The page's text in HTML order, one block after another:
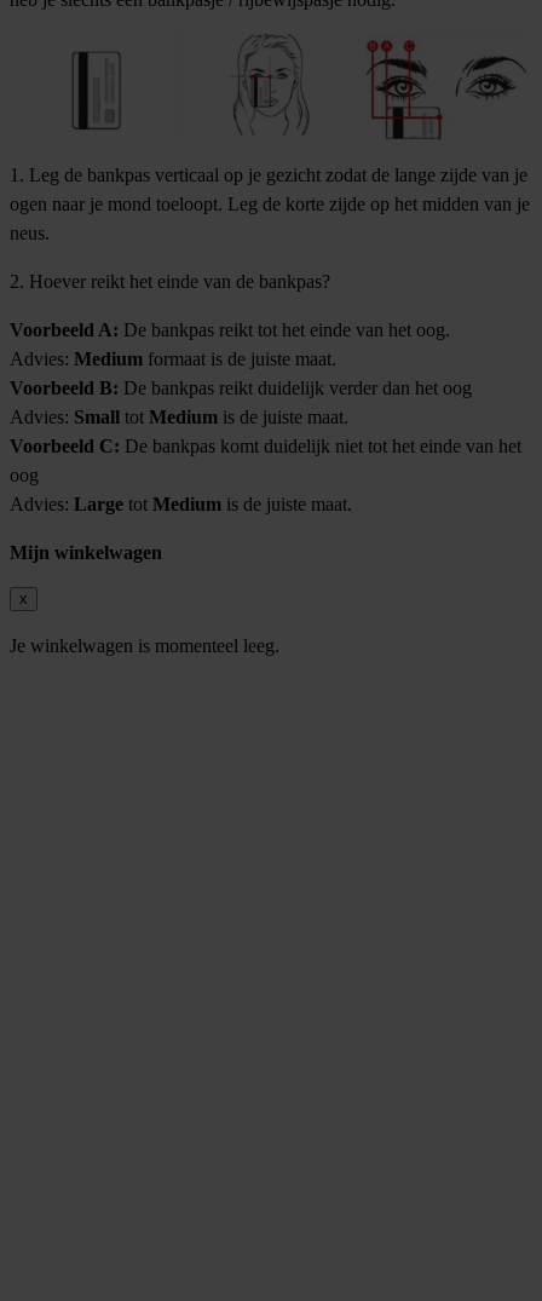
1. Leg de bankpas verticaal op je gezicht zodat de lange zijde van je
ogen naar je mond toeloopt. Leg de korte zijde op het midden van je
neus.
2. Hoever reikt het einde van de bankpas?
Voorbeeld A: De bankpas reikt tot het einde van het oog.
Advies: Medium formaat is de juiste maat.
Voorbeeld B: De bankpas reikt duidelijk verder dan het oog
Advies: Small tot Medium is de juiste maat.
Voorbeeld C: De bankpas komt duidelijk niet tot het einde van het
oog
Advies: Large tot Medium is de juiste maat.
Mijn winkelwagen
x
Je winkelwagen is momenteel leeg.